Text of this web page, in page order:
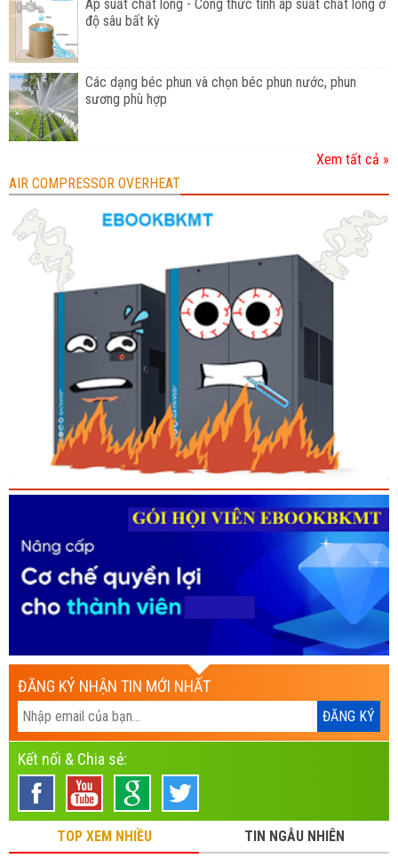
Áp suất chất lỏng - Công thức tính áp suất chất lỏng ở
độ sâu bất kỳ
Các dạng béc phun và chọn béc phun nước, phun
sương phù hợp
Xem tất cả »
AIR COMPRESSOR OVERHEAT
ĐĂNG KÝ NHẬN TIN MỚI NHẤT
Kết nối & Chia sẻ:
TOP XEM NHIỀU
TIN NGẪU NHIÊN